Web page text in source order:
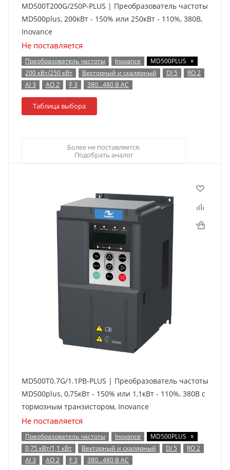
MD500T200G/250P-PLUS | Преобразователь частоты
MD500plus, 200кВт - 150% или 250кВт - 110%, 380В,
Inovance
Не поставляется
Преобразователь частоты Inovance MD500PLUS x
200 кВт/250 кВт
Векторный и скалярный DI 5
RO 2
AI 3
AO 2 F 3 380…480 В AC
Таблица выбора
Более не поставляется.
Подобрать аналог
MD500T0.7G/1.1PB-PLUS | Преобразователь частоты
MD500plus, 0,75кВт - 150% или 1,1кВт - 110%, 380В с
тормозным транзистором, Inovance
Не поставляется
Преобразователь частоты Inovance MD500PLUS x
0,75 кВт/1,1 кВт
Векторный и скалярный DI 5
RO 2
AI 3
AO 2 F 3 380…480 В AC